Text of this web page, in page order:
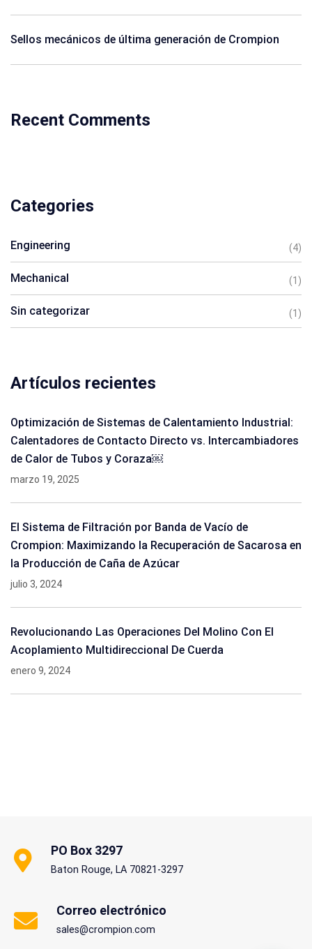
Sellos mecánicos de última generación de Crompion
Recent Comments
Categories
Engineering (4)
Mechanical (1)
Sin categorizar (1)
Artículos recientes
Optimización de Sistemas de Calentamiento Industrial:
Calentadores de Contacto Directo vs. Intercambiadores
de Calor de Tubos y Coraza￼
marzo 19, 2025
El Sistema de Filtración por Banda de Vacío de
Crompion: Maximizando la Recuperación de Sacarosa en
la Producción de Caña de Azúcar
julio 3, 2024
Revolucionando Las Operaciones Del Molino Con El
Acoplamiento Multidireccional De Cuerda
enero 9, 2024
PO Box 3297
Baton Rouge, LA 70821-3297
Correo electrónico
sales@crompion.com